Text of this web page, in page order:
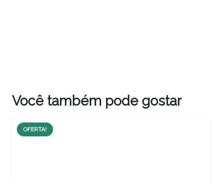
Você também pode gostar
OFERTA!